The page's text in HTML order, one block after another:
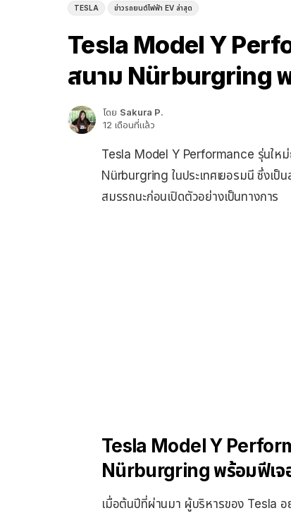
TESLA ข่าวรถยนต์ไฟฟ้า EV ล่าสุด
Tesla Model Y
สนาม Nürburgring
โดย Sakura P.
12 เดือนที่แล้ว
Tesla Model Y Performance รุ่นให
Nürburgring ในประเทศเยอรมนี ซึ่งเ
สมรรถนะก่อนเปิดตัวอย่างเป็นทางการ
Tesla Model Y
Nürburgring พร้อมฟีเจ
เมื่อต้นปีที่ผ่านมา ผู้บริหารของ Tesla